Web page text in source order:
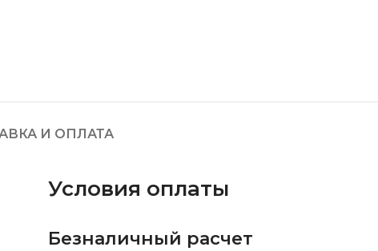
И ОПЛАТА
Условия оплаты
Безналичный расчет